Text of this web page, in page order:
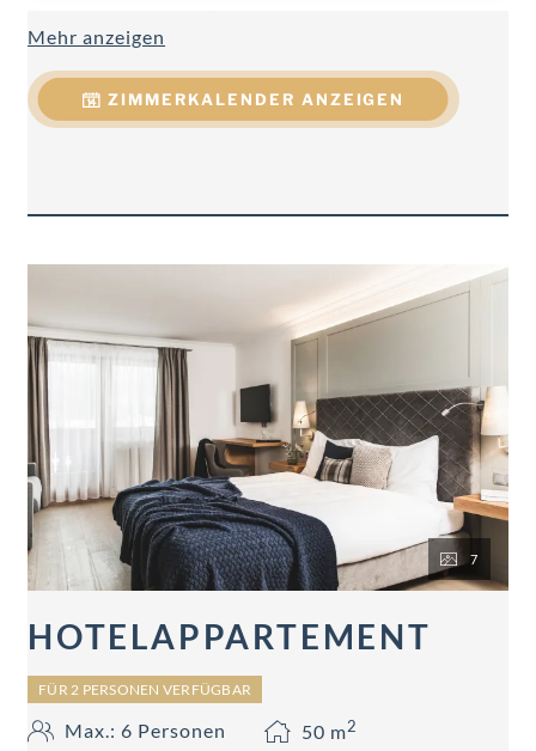
Föhn, Handtuchtrockner, WC getrennt, Telefon,
Kabel-Flat-TV, W-LAN, Minibar, Safe, Schreibtisch,
teilweise Balkon.
Mehr anzeigen
ZIMMERKALENDER ANZEIGEN
7
HOTELAPPARTEMENT
FÜR 2 PERSONEN VERFÜGBAR
Max.: 6 Personen 50 m2